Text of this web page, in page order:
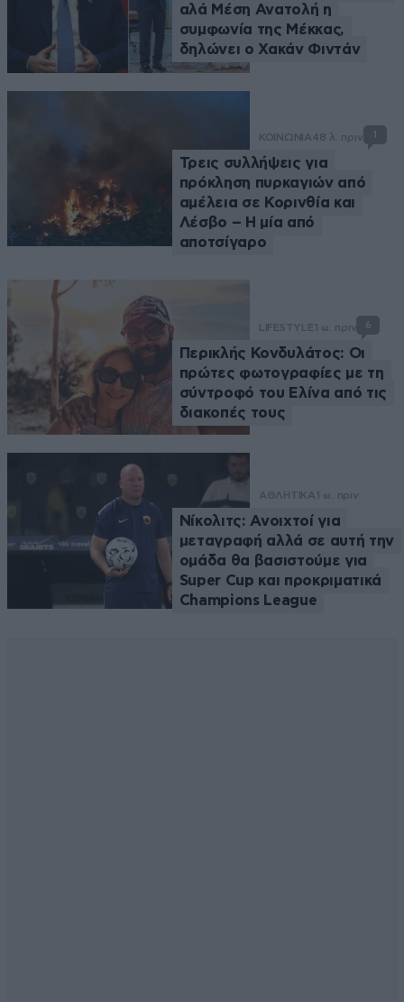
αλά Μέση Ανατολή η
συμφωνία της Μέκκας,
δηλώνει ο Χακάν Φιντάν
ΚΟΙΝΩΝΙΑ48 λ. πριν 1
Τρεις συλλήψεις για
πρόκληση πυρκαγιών από
αμέλεια σε Κορινθία και
Λέσβο – Η μία από
αποτσίγαρο
LIFESTYLE 1 ω. πριν 6
Περικλής Κονδυλάτος: Οι
πρώτες φωτογραφίες με τη
σύντροφό του Ελίνα από τις
διακοπές τους
ΑΘΛΗΤΙΚΑ 1 ω. πριν
Νίκολιτς: Ανοιχτοί για
μεταγραφή αλλά σε αυτή την
ομάδα θα βασιστούμε για
Super Cup και προκριματικά
Champions League